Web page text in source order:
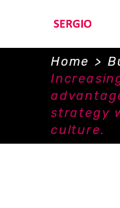
Home >
strategy
culture.